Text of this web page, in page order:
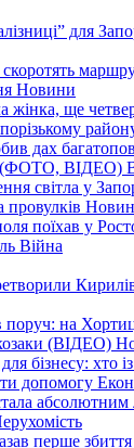
для
скоротять
Новини
жінка, ще
дах
(ФОТО, ВІДЕО)
світла у
провулків
поїхав у
Війна
поруч: на
(ВІДЕО)
бізнесу: хто
допомогу
абсолютним
перше